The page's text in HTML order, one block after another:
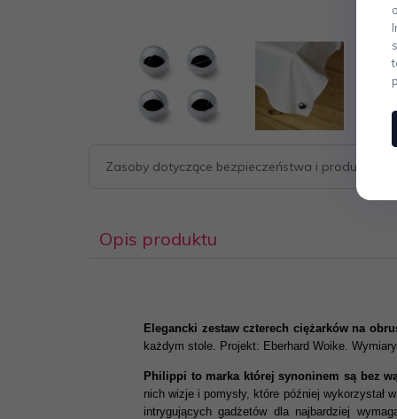
Zasoby dotyczące bezpieczeństwa i produktów
Opis produktu
Elegancki zestaw czterech ciężarków na
każdym stole. Projekt: Eberhard Woike.
Philippi to marka której synoninem są bez
nich wizje i pomysły, które później wykorzystał
intrygujących gadżetów dla najbardziej